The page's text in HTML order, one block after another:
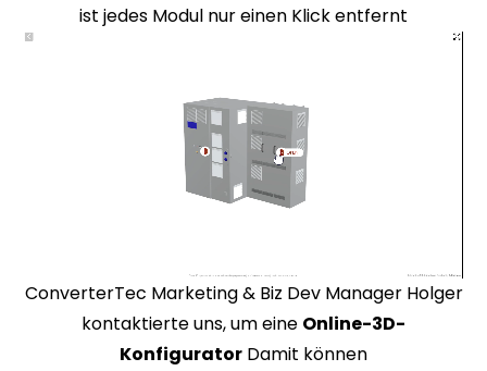
ist jedes Modul nur einen Klick entfernt
ConverterTec Marketing & Biz Dev Manager Holger
kontaktierte uns, um eine Online-3D-
Konfigurator Damit können